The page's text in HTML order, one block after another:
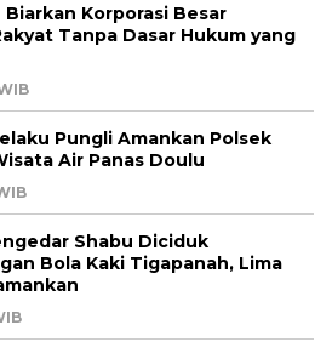
Korporasi Besar
Tanpa Dasar Hukum yang
Pungli Amankan Polsek
Air Panas Doulu
Shabu Diciduk
Bola Kaki Tigapanah, Lima